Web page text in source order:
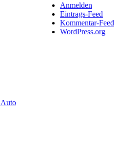
Anmelden
Eintrags-Feed
Kommentar-Feed
WordPress.org